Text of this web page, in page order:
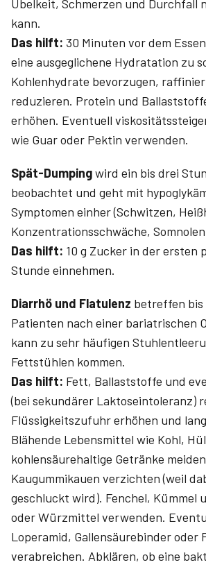
Übelkeit, Schmerzen und Durchfall
kann.
Das hilft: 30 Minuten vor dem
eine ausgeglichene Hydratation zu
Kohlenhydrate bevorzugen,
reduzieren. Protein und
erhöhen. Eventuell
wie Guar oder Pektin verwenden.
Spät-Dumpingwird ein bis drei
beobachtet und geht mit
Symptomen einher (Schwitzen,
Konzen­trationsschwäche,
Das hilft: 10 g Zucker in der ersten
Stunde einnehmen.
Diarrhö und Flatulenz betreffen bis
Patienten nach einer bariatrischen
kann zu sehr häufigen
Fettstühlen kommen.
Das hilft: Fett, Ballaststoffe und
(bei sekundärer Laktoseintoleranz)
Flüssigkeitszufuhr erhöhen und
Blähende Lebensmittel wie Kohl,
kohlensäurehaltige Getränke
Kaugummikauen verzichten (weil
geschluckt wird). Fenchel, Kümmel
oder Würzmittel verwenden.
Loperamid, Gallensäurebinder oder
verabreichen. Abklären, ob eine